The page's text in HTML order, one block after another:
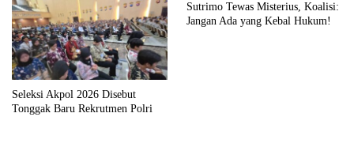
Seleksi Akpol 2026 Disebut
Tonggak Baru Rekrutmen Polri
Sutrimo Tewas Misterius, Koalisi:
Jangan Ada yang Kebal Hukum!